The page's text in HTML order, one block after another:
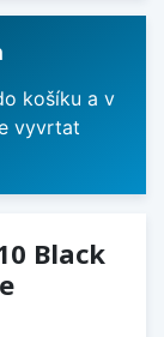
košíku a v
vyvrtat
Black